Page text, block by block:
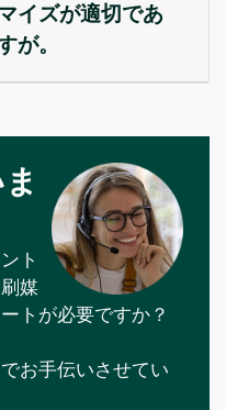
イズが適切であ
が。
ト
媒
トが必要ですか？
お手伝いさせてい